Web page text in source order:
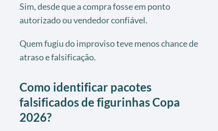
Sim, desde que a compra fosse em ponto
autorizado ou vendedor confiável.
Quem fugiu do improviso teve menos chance de
atraso e falsificação.
Como identificar pacotes
falsificados de figurinhas Copa
2026?